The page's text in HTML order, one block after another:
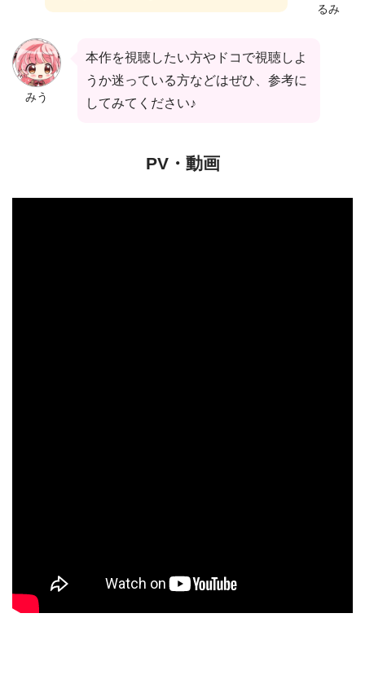
るみ
みう
本作を視聴したい方やドコで視聴しよ
うか迷っている方などはぜひ、参考に
してみてください♪
PV・動画